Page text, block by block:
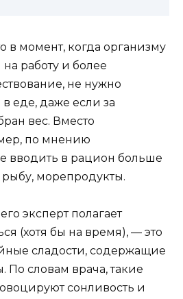
в момент, когда организму
работу и более
не нужно
еде, даже если за
вес. Вместо
по мнению
вводить в рацион больше
морепродукты.
эксперт полагает
(хотя бы на время), — это
сладости, содержащие
словам врача, такие
сонливость и